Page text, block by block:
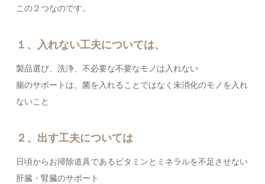
この２つなのです。
１、入れない工夫については、
製品選び、洗浄、不必要な不要なモノは入れない
腸のサポートは、菌を入れることではなく未消化のモノを入れ
ないこと
２、出す工夫については
日頃からお掃除道具であるビタミンとミネラルを不足させない
肝臓・腎臓のサポート